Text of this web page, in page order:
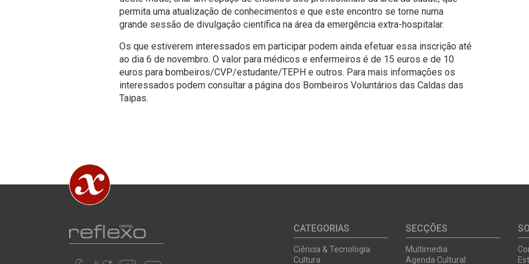
permita uma atualização de conhecimentos e que este encontro se torne numa
grande sessão de divulgação científica na área da emergência extra-hospitalar.
Os que estiverem interessados em participar podem ainda efetuar essa inscrição até
ao dia 6 de novembro. O valor para médicos e enfermeiros é de 15 euros e de 10
euros para bombeiros/CVP/estudante/TEPH e outros. Para mais informações os
interessados podem consultar a página dos Bombeiros Voluntários das Caldas das
Taipas.
CATEGORIAS
Ciência & Tecnologia
Cultura
SECÇÕES
Multimedia
Agenda Cultural